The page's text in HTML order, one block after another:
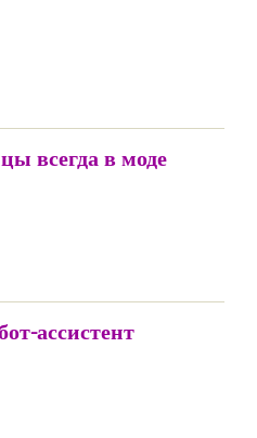
всегда в моде
ассистент